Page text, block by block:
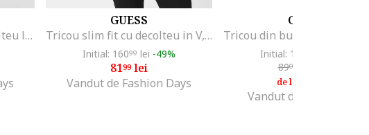
Tricou regular fit cu decolteu la baza gatului, Albastru ultramarin
GUESS
Tricou slim fit cu decolteu in V, Negru carbon
Initial: 16099 lei -49%
8199lei
Vandut de Fashion Days
GUESS
Initial: 115
8909
de la
Vandut de MODIVO SA